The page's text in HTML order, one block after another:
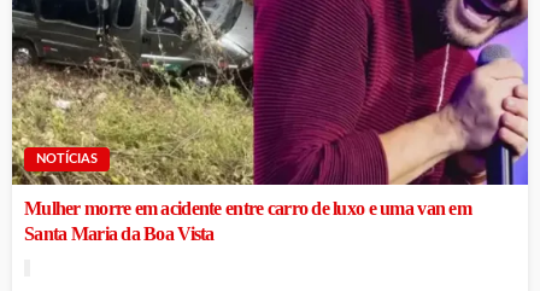
NOTÍCIAS
Mulher morre em acidente entre carro de luxo e uma van em
Santa Maria da Boa Vista